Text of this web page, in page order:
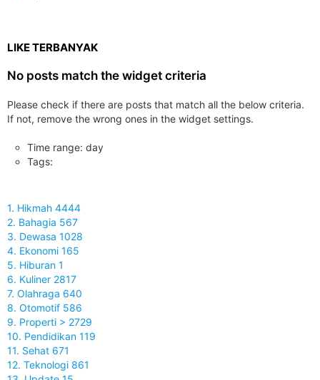
LIKE TERBANYAK
No posts match the widget criteria
Please check if there are posts that match all the below criteria.
If not, remove the wrong ones in the widget settings.
Time range: day
Tags:
1. Hikmah 4444
2. Bahagia 567
3. Dewasa 1028
4. Ekonomi 165
5. Hiburan 1
6. Kuliner 2817
7. Olahraga 640
8. Otomotif 586
9. Properti > 2729
10. Pendidikan 119
11. Sehat 671
12. Teknologi 861